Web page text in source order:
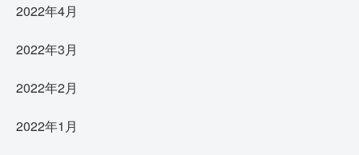
2022年4月
2022年3月
2022年2月
2022年1月